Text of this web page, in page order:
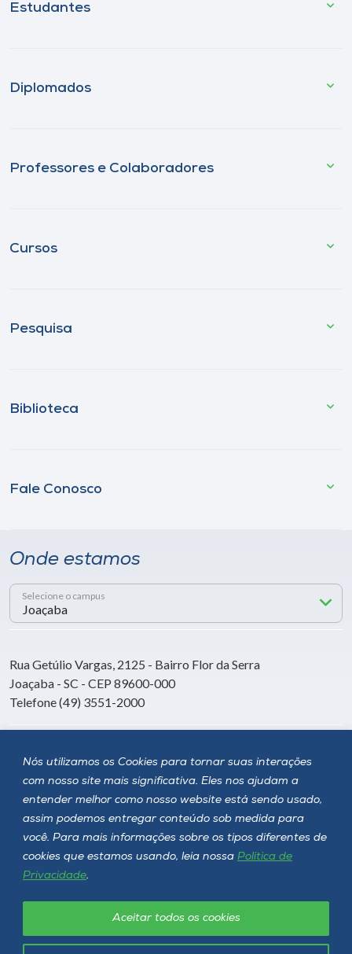
Nós utilizamos os Cookies para tornar suas interações
com nosso site mais significativa. Eles nos ajudam a
entender melhor como nosso website está sendo usado,
assim podemos entregar conteúdo sob medida para
você. Para mais informações sobre os tipos diferentes de
cookies que estamos usando, leia nossa Política de
Privacidade.
Aceitar todos os cookies
Estudantes
Diplomados
Professores e Colaboradores
Cursos
Pesquisa
Biblioteca
Fale Conosco
Onde estamos
Selecione o campus
Rua Getúlio Vargas, 2125 - Bairro Flor da Serra
Joaçaba - SC - CEP 89600-000
Telefone (49) 3551-2000
Siga a Unoesc
Política de privacidade LGPD